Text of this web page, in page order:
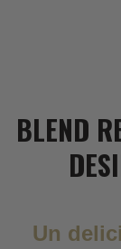
BLEND
Un